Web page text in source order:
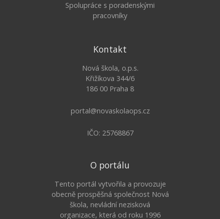
Spolupráce s poradenskými
pracovníky
Kontakt
Nová škola, o.p.s.
Křižíkova 344/6
186 00 Praha 8
portal@novaskolaops.cz
IČO: 25768867
O portálu
Tento portál vytvořila a provozuje
obecně prospěšná společnost Nová
škola, nevládní nezisková
organizace, která od roku 1996